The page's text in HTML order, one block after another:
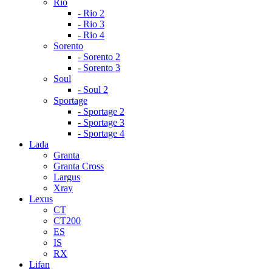
Rio
- Rio 2
- Rio 3
- Rio 4
Sorento
- Sorento 2
- Sorento 3
Soul
- Soul 2
Sportage
- Sportage 2
- Sportage 3
- Sportage 4
Lada
Granta
Granta Cross
Largus
Xray
Lexus
CT
CT200
ES
IS
RX
Lifan